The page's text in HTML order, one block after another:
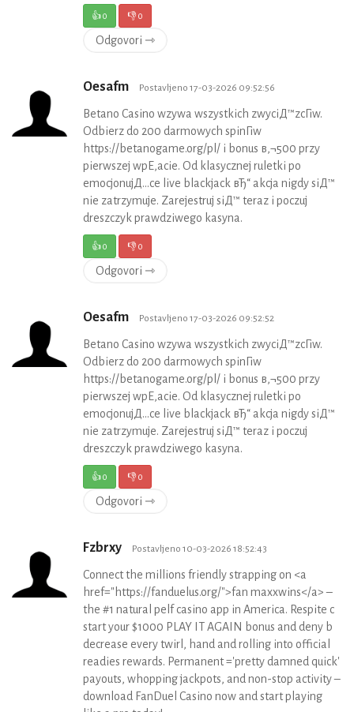
👍0 👎0
Odgovori ⇾
Oesafm Postavljeno 17-03-2026 09:52:56
Betano Casino wzywa wszystkich zwyciД™zcГіw.
Odbierz do 200 darmowych spinГіw
https://betanogame.org/pl/ i bonus в‚¬500 przy
pierwszej wpЕ‚acie. Od klasycznej ruletki po
emocjonujД…ce live blackjack вЂ“ akcja nigdy siД™
nie zatrzymuje. Zarejestruj siД™ teraz i poczuj
dreszczyk prawdziwego kasyna.
👍0 👎0
Odgovori ⇾
Oesafm Postavljeno 17-03-2026 09:52:52
Betano Casino wzywa wszystkich zwyciД™zcГіw.
Odbierz do 200 darmowych spinГіw
https://betanogame.org/pl/ i bonus в‚¬500 przy
pierwszej wpЕ‚acie. Od klasycznej ruletki po
emocjonujД…ce live blackjack вЂ“ akcja nigdy siД™
nie zatrzymuje. Zarejestruj siД™ teraz i poczuj
dreszczyk prawdziwego kasyna.
👍0 👎0
Odgovori ⇾
Fzbrxy Postavljeno 10-03-2026 18:52:43
Connect the millions friendly strapping on <a
href="https://fanduelus.org/">fan maxxwins</a> –
the #1 natural pelf casino app in America. Respite c
start your $1000 PLAY IT AGAIN bonus and deny b
decrease every twirl, hand and rolling into official
readies rewards. Permanent ='pretty damned quick'
payouts, whopping jackpots, and non-stop activity –
download FanDuel Casino now and start playing